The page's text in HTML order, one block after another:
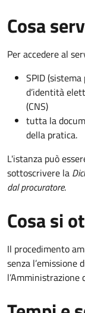
Cosa
Per accedere al
SPID
d’identità
(CNS)
tutta la
della pratica.
L'istanza può
sottoscrivere la
dal procuratore.
Cosa si
Il procedimento
senza l’emissione
l’Amministrazione